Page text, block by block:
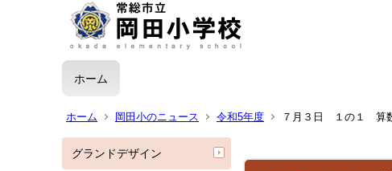
ホーム
ホーム 岡田小のニュース 令和5年度 ７月３日 １の１ 算
グランドデザイン